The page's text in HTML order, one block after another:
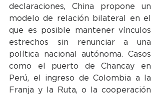
declaraciones, China propone un
modelo de relación bilateral en el
que es posible mantener vínculos
estrechos sin renunciar a una
política nacional autónoma. Casos
como el puerto de Chancay en
Perú, el ingreso de Colombia a la
Franja y la Ruta, o la cooperación